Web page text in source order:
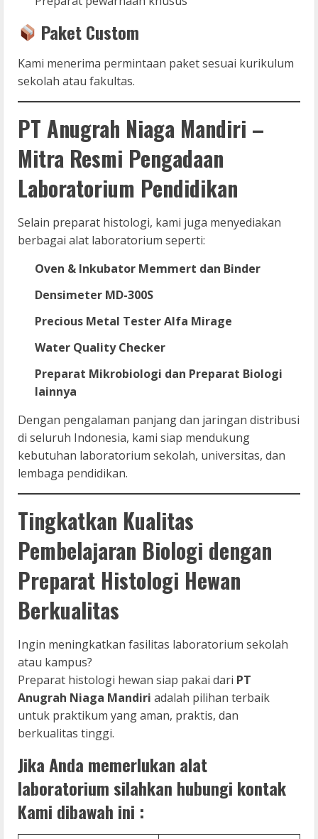
Paket Custom
Kami menerima permintaan paket sesuai kurikulum
sekolah atau fakultas.
PT Anugrah Niaga Mandiri –
Mitra Resmi Pengadaan
Laboratorium Pendidikan
Selain preparat histologi, kami juga menyediakan
berbagai alat laboratorium seperti:
Oven & Inkubator Memmert dan Binder
Densimeter MD-300S
Precious Metal Tester Alfa Mirage
Water Quality Checker
Preparat Mikrobiologi dan Preparat Biologi
lainnya
Dengan pengalaman panjang dan jaringan distribusi
di seluruh Indonesia, kami siap mendukung
kebutuhan laboratorium sekolah, universitas, dan
lembaga pendidikan.
Tingkatkan Kualitas
Pembelajaran Biologi dengan
Preparat Histologi Hewan
Berkualitas
Ingin meningkatkan fasilitas laboratorium sekolah
atau kampus?
Preparat histologi hewan siap pakai dari PT
Anugrah Niaga Mandiri adalah pilihan terbaik
untuk praktikum yang aman, praktis, dan
berkualitas tinggi.
Jika Anda memerlukan alat
laboratorium silahkan hubungi kontak
Kami dibawah ini :